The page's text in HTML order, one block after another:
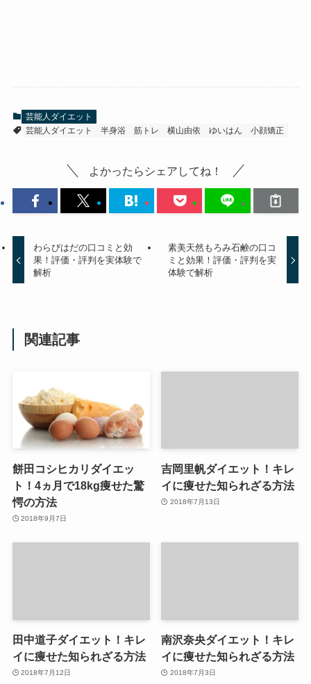
芸能人ダイエット
芸能人ダイエット
半身浴 筋トレ 横山由依 ゆいはん 小顔矯正
よかったらシェアしてね！
わらびはだの口コミと効
果！評価・評判を実体験で
解析
素美天然もろみ石鹸の口コ
ミと効果！評価・評判を実
体験で解析
関連記事
餅田コシヒカリダイエッ
ト！4ヵ月で18kg痩せた驚
愕の方法
2018年9月7日
吉岡里帆ダイエット！キレ
イに痩せた知られざる方法
2018年7月13日
田中道子ダイエット！キレ
イに痩せた知られざる方法
2018年7月12日
南沢奈央ダイエット！キレ
イに痩せた知られざる方法
2018年7月3日